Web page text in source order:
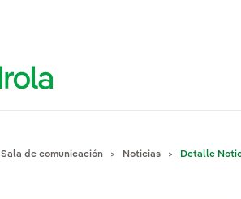
Sala de comunicación Noticias Detalle